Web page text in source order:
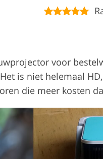
voor
is niet helemaal
die meer kosten